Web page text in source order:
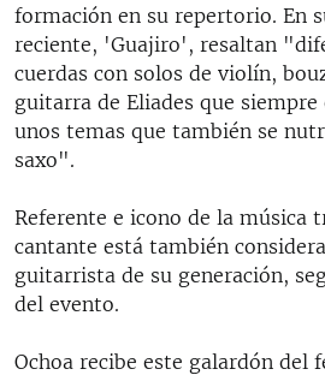
formación en su repertorio. En
reciente, 'Guajiro', resaltan
cuerdas con solos de violín,
guitarra de Eliades que siempre
unos temas que también se
saxo".
Referente e icono de la música
cantante está también
guitarrista de su generación,
del evento.
Ochoa recibe este galardón del